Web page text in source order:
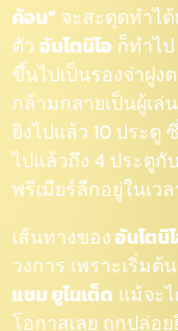
ค้อน” จะสะดุดทำไ
ตัว อันโตนิโอ ก็ทำไ
ขึ้นไปเป็นรองจ่าฝูง
กล้ามกลายเป็นผู้เล่
ยิงไปแล้ว 10 ประตู
ไปแล้วถึง 4 ประตู
พรีเมียร์ลีกอยู่ในเว
เส้นทางของอันโตนิ
วงการ เพราะเริ่ม
แชม ยูไนเต็ด แม้จะ
โอกาสเลย ถูกปล่อ